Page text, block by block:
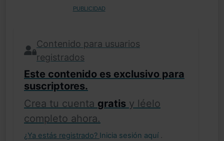
PUBLICIDAD
Contenido para usuarios
registrados
Este contenido es exclusivo para
suscriptores.
Crea tu cuenta gratis y léelo
completo ahora.
¿Ya estás registrado? Inicia sesión aquí .